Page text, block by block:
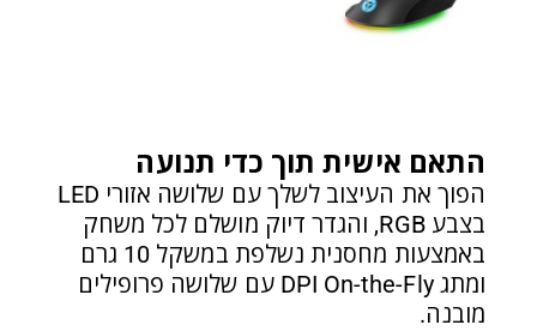
התאם אישית תוך כדי תנועה
הפוך את העיצוב לשלך עם שלושה אזורי LED
בצבע RGB, והגדר דיוק מושלם לכל משחק
באמצעות מחסנית נשלפת במשקל 10 גרם
ומתג DPI On-the-Fly עם שלושה פרופילים
מובנה.